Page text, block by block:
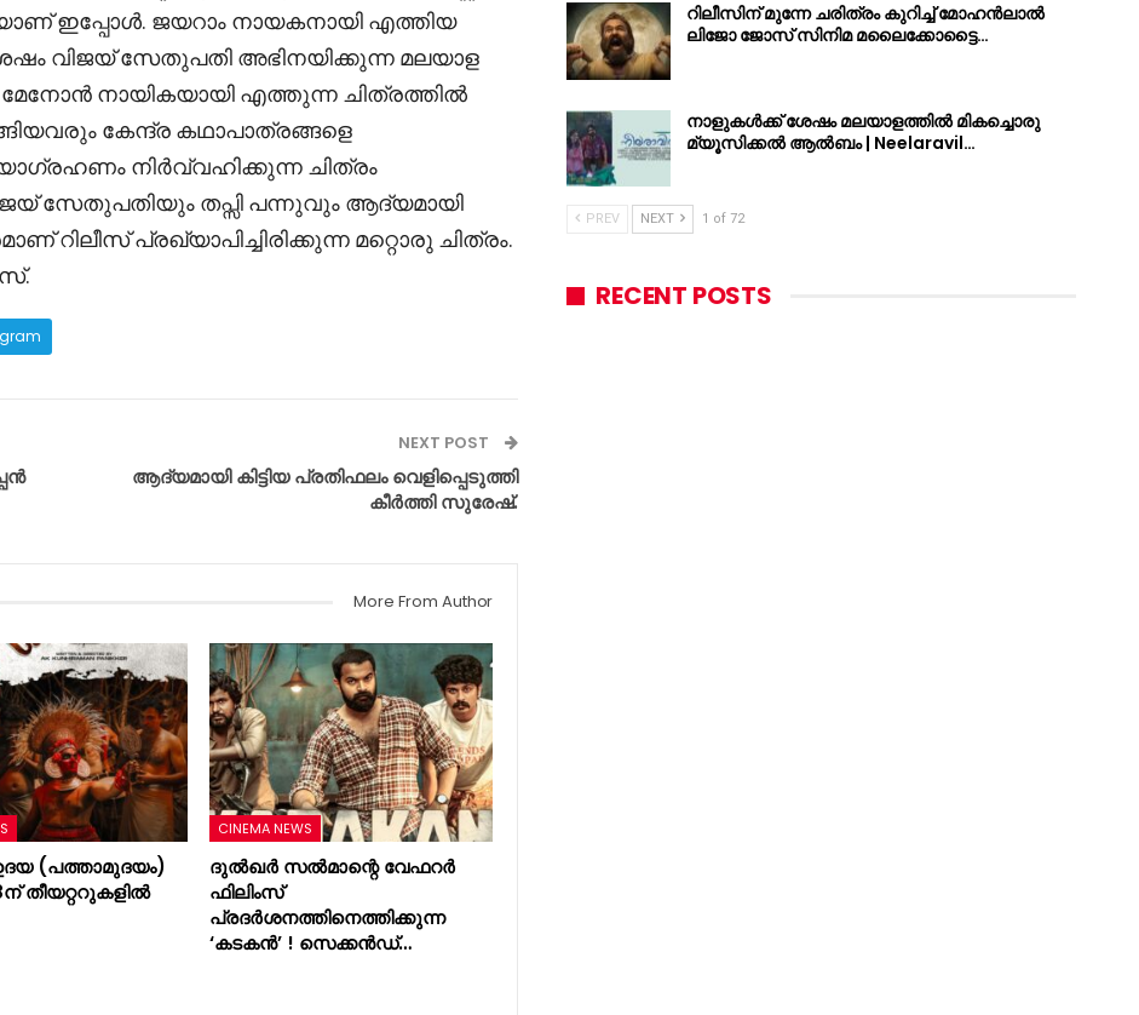
ഇപ്പോൾ. ജയറാം നായകനായി എത്തിയ
വിജയ് സേതുപതി അഭിനയിക്കുന്ന മലയാള
മേനോൻ നായികയായി എത്തുന്ന ചിത്രത്തിൽ
കേന്ദ്ര കഥാപാത്രങ്ങളെ
നിർവ്വഹിക്കുന്ന ചിത്രം
സേതുപതിയും തപ്സി പന്നുവും ആദ്യമായി
പ്രഖ്യാപിച്ചിരിക്കുന്ന മറ്റൊരു ചിത്രം.
NEXT POST
ആദ്യമായി കിട്ടിയ പ്രതിഫലം വെളിപ്പെടുത്തി
കീർത്തി സുരേഷ്.
More From Author
(പത്താമുദയം)
തീയറ്ററുകളിൽ
CINEMA NEWS
ദുൽഖർ സൽമാന്റെ വേഫറർ
ഫിലിംസ്
പ്രദർശനത്തിനെത്തിക്കുന്ന
‘കടകൻ’ ! സെക്കൻഡ്…
റിലീസിന് മുന്നേ ചരിത്രം കുറിച്ച് മോഹൻലാൽ
ലിജോ ജോസ് സിനിമ മലൈക്കോട്ടൈ…
നാളുകൾക്ക് ശേഷം മലയാളത്തിൽ മികച്ചൊരു
മ്യൂസിക്കൽ ആൽബം | Neelaravil…
PREV NEXT 1 of 72
RECENT POSTS